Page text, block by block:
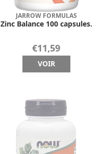
JARROW FORMULAS
Zinc Balance 100 capsules.
€11,59
VOIR